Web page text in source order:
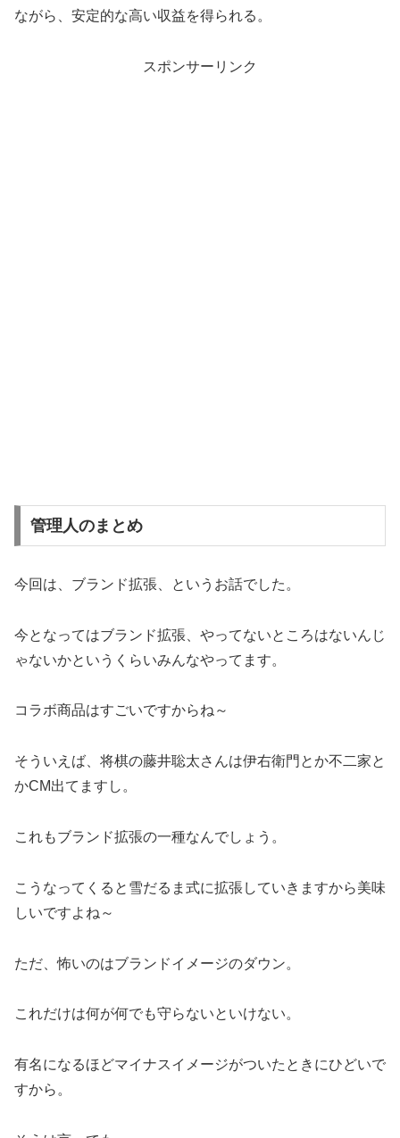
ながら、安定的な高い収益を得られる。
スポンサーリンク
管理人のまとめ
今回は、ブランド拡張、というお話でした。
今となってはブランド拡張、やってないところはないんじ
ゃないかというくらいみんなやってます。
コラボ商品はすごいですからね～
そういえば、将棋の藤井聡太さんは伊右衛門とか不二家と
かCM出てますし。
これもブランド拡張の一種なんでしょう。
こうなってくると雪だるま式に拡張していきますから美味
しいですよね～
ただ、怖いのはブランドイメージのダウン。
これだけは何が何でも守らないといけない。
有名になるほどマイナスイメージがついたときにひどいで
すから。